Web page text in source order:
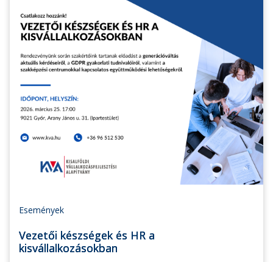
Események
Vezetői készségek és HR a
kisvállalkozásokban